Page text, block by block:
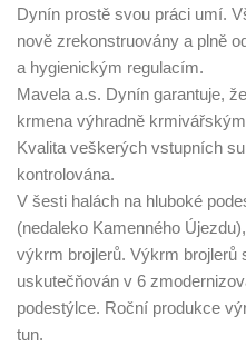
Dynín prostě svou práci umí.
nově zrekonstruovány a plně
a hygienickým regulacím.
Mavela a.s. Dynín garantuje,
krmena výhradně
Kvalita veškerých vstupních
kontrolována.
V šesti halách na hluboké
(nedaleko Kamenného
výkrm brojlerů. Výkrm brojlerů
uskutečňován v 6
podestýlce. Roční produkce
tun.